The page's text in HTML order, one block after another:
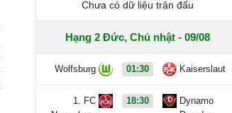
Chưa có dữ liệu trận đấu
Hạng 2 Đức, Chủ nhật - 09/08
Wolfsburg 01:30 Kaiserslaut
1. FC
18:30
Dynamo